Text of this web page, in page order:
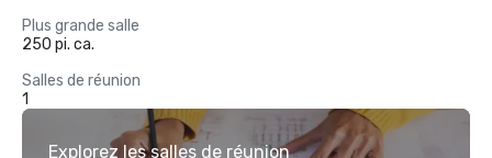
Plus grande salle
250 pi. ca.
Salles de réunion
1
Explorez les salles de réunion